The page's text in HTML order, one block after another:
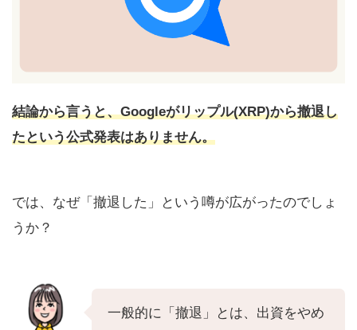
結論から言うと、Googleがリップル(XRP)から撤退し
たという公式発表はありません。
では、なぜ「撤退した」という噂が広がったのでしょ
うか？
一般的に「撤退」とは、出資をやめ